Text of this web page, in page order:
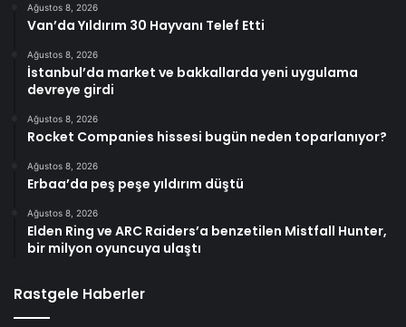
Ağustos 8, 2026
Van’da Yıldırım 30 Hayvanı Telef Etti
Ağustos 8, 2026
İstanbul’da market ve bakkallarda yeni uygulama
devreye girdi
Ağustos 8, 2026
Rocket Companies hissesi bugün neden toparlanıyor?
Ağustos 8, 2026
Erbaa’da peş peşe yıldırım düştü
Ağustos 8, 2026
Elden Ring ve ARC Raiders’a benzetilen Mistfall Hunter,
bir milyon oyuncuya ulaştı
Rastgele Haberler